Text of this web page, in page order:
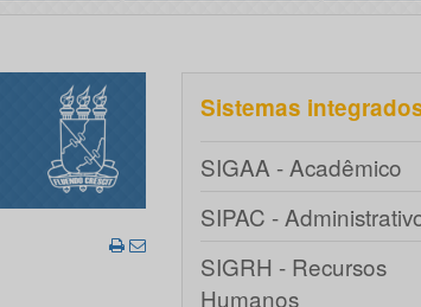
Sistemas
SIGAA - Acadêmico
SIPAC -
SIGRH - Recursos
Humanos